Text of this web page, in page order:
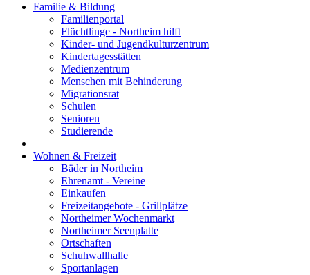
Familie & Bildung
Familienportal
Flüchtlinge - Northeim hilft
Kinder- und Jugendkulturzentrum
Kindertagesstätten
Medienzentrum
Menschen mit Behinderung
Migrationsrat
Schulen
Senioren
Studierende
Wohnen & Freizeit
Bäder in Northeim
Ehrenamt - Vereine
Einkaufen
Freizeitangebote - Grillplätze
Northeimer Wochenmarkt
Northeimer Seenplatte
Ortschaften
Schuhwallhalle
Sportanlagen